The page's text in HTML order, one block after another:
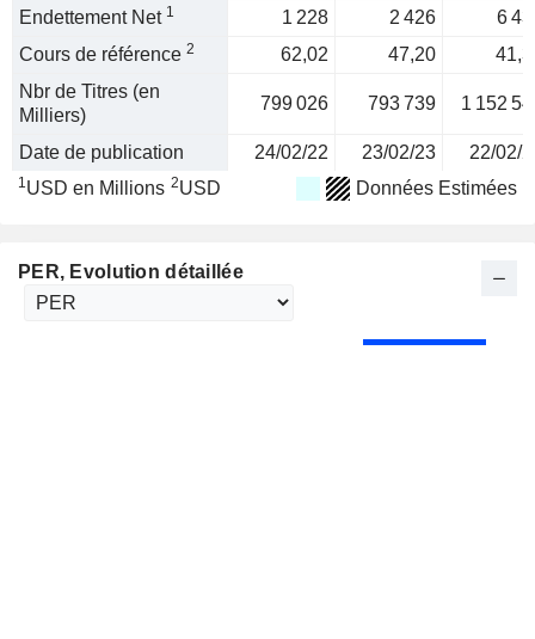
Endettement Net 1 1 228 2 426
6
Cours de référence 2 62,02 47,20
Nbr de Titres (en
Milliers)
799 026 793 739 1 152
Date de publication 24/02/22 23/02/23 22/02/
1USD en Millions 2USD Données Estimées
PER, Evolution détaillée